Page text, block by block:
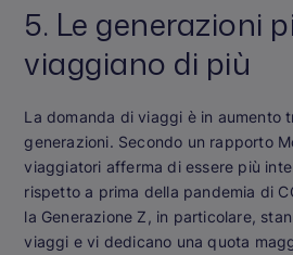
5. Le generazioni
viaggiano di più
La domanda di viaggi è in aumento
generazioni. Secondo un rapporto
viaggiatori afferma di essere più
rispetto a prima della pandemia di
la Generazione Z, in particolare,
viaggi e vi dedicano una quota